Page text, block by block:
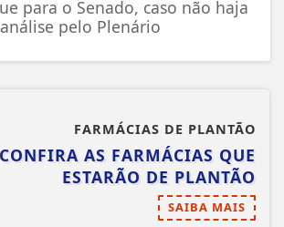
para o Senado, caso não haja
pelo Plenário
FARMÁCIAS DE PLANTÃO
CONFIRA AS FARMÁCIAS QUE
ESTARÃO DE PLANTÃO
SAIBA MAIS